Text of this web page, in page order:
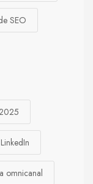
SEO
omnicanal